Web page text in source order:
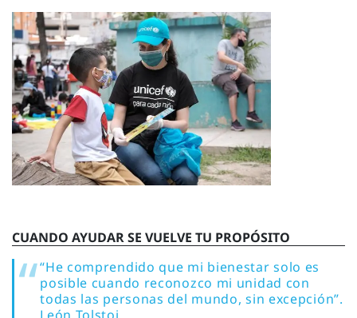
CUANDO AYUDAR SE VUELVE TU PROPÓSITO
“He comprendido que mi bienestar solo es
posible cuando reconozco mi unidad con
todas las personas del mundo, sin excepción”.